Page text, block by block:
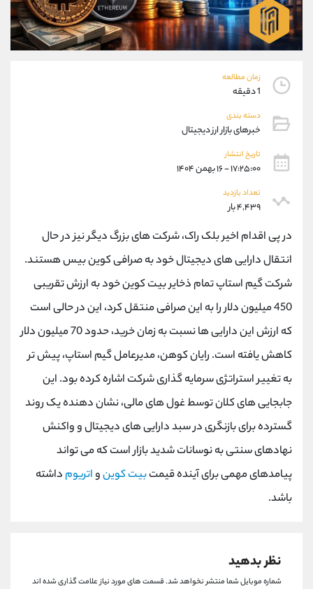
زمان مطالعه
1 دقیقه
دسته بندی
خبرهای بازار ارز دیجیتال
تاریخ انتشار
۱۷:۲۵:۰۰ - ۱۶ بهمن ۱۴۰۴
تعداد بازدید
۴,۴۳۹ بار
در پی اقدام اخیر بلک راک، شرکت های بزرگ دیگر نیز در حال
انتقال دارایی های دیجیتال خود به صرافی کوین بیس هستند.
شرکت گیم استاپ تمام ذخایر بیت کوین خود به ارزش تقریبی
450 میلیون دلار را به این صرافی منتقل کرد، این در حالی است
که ارزش این دارایی ها نسبت به زمان خرید، حدود 70 میلیون دلار
کاهش یافته است. رایان کوهن، مدیرعامل گیم استاپ، پیش تر
به تغییر استراتژی سرمایه گذاری شرکت اشاره کرده بود. این
جابجایی های کلان توسط غول های مالی، نشان دهنده یک روند
گسترده برای بازنگری در سبد دارایی های دیجیتال و واکنش
نهادهای سنتی به نوسانات شدید بازار است که می تواند
پیامدهای مهمی برای آینده قیمتبیت کوینواتریوم داشته
باشد.
نظر بدهید
شماره موبایل شما منتشر نخواهد شد.قسمت های مورد نیاز علامت گذاری شده اند
09101364784
واتساپ شروع گفتگو
تلگرام @Armteam_admin_104
پشتیبان فروش
موبایل
واتساپ
تلگرام
داخلی
اطلاعات تماس
021-22021030
بدون پیش شماره 90001030
اینستاگرام @alireza.mehrabii
کانال تلگرام @alirezamehrabi_com